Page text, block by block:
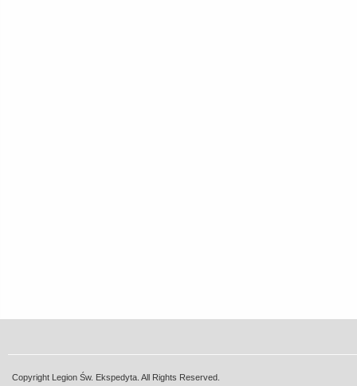
Copyright Legion Św. Ekspedyta. All Rights Reserved.